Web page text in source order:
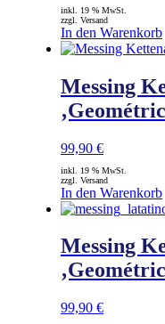
inkl. 19 % MwSt.
zzgl. Versand
In den Warenkorb
Messing
99,90 €
inkl. 19 % MwSt.
zzgl. Versand
In den Warenkorb
Messing
99,90 €